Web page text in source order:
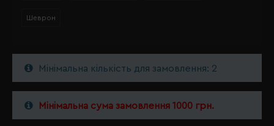
Шеврон
Мінімальна кількість для замовлення: 2
Мінімальна сума замовлення 1000 грн.